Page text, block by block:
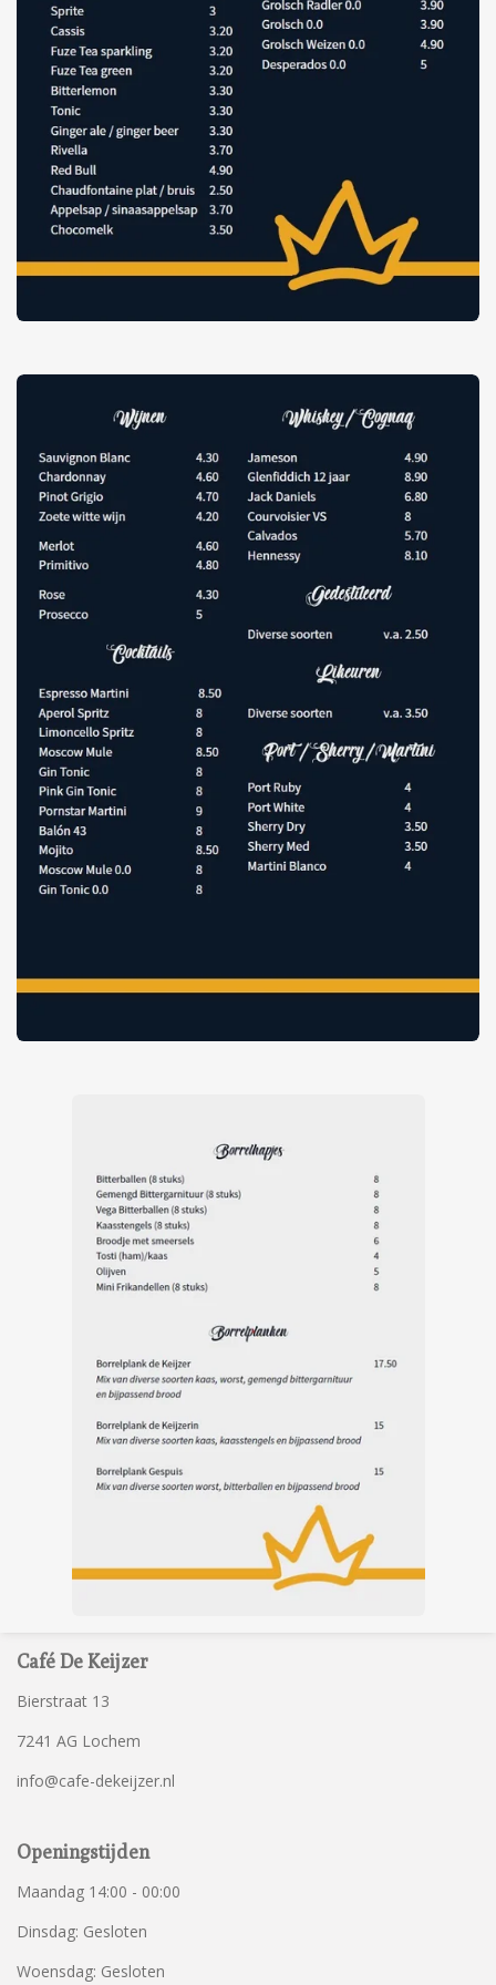
Café De Keijzer
Bierstraat 13
7241 AG Lochem
info@cafe-dekeijzer.nl
Openingstijden
Maandag 14:00 - 00:00
Dinsdag: Gesloten
Woensdag: Gesloten